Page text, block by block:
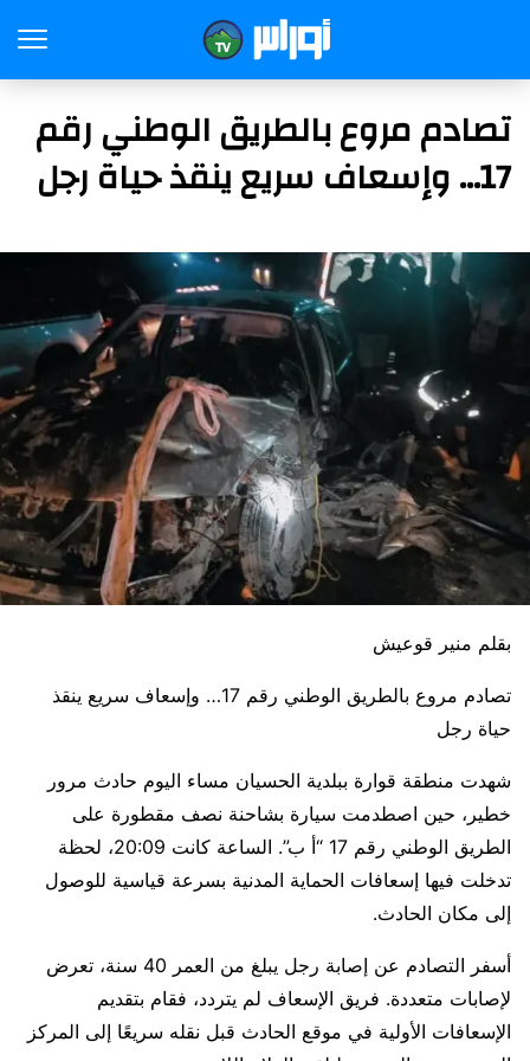
تصادم مروع بالطريق الوطني رقم
17… وإسعاف سريع ينقذ حياة رجل
بقلم منير قوعيش
تصادم مروع بالطريق الوطني رقم 17… وإسعاف سريع ينقذ
حياة رجل
شهدت منطقة قوارة ببلدية الحسيان مساء اليوم حادث مرور
خطير، حين اصطدمت سيارة بشاحنة نصف مقطورة على
الطريق الوطني رقم 17 “أ ب”. الساعة كانت 20:09، لحظة
تدخلت فيها إسعافات الحماية المدنية بسرعة قياسية للوصول
إلى مكان الحادث.
أسفر التصادم عن إصابة رجل يبلغ من العمر 40 سنة، تعرض
لإصابات متعددة. فريق الإسعاف لم يتردد، فقام بتقديم
الإسعافات الأولية في موقع الحادث قبل نقله سريعًا إلى المركز